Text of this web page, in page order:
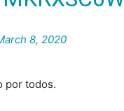
8, 2020
por todos.